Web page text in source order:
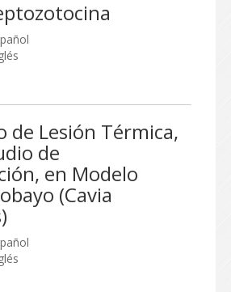
de Lesión Térmica,
de
en Modelo
(Cavia